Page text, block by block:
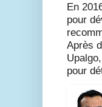
En
pour
Après
pour